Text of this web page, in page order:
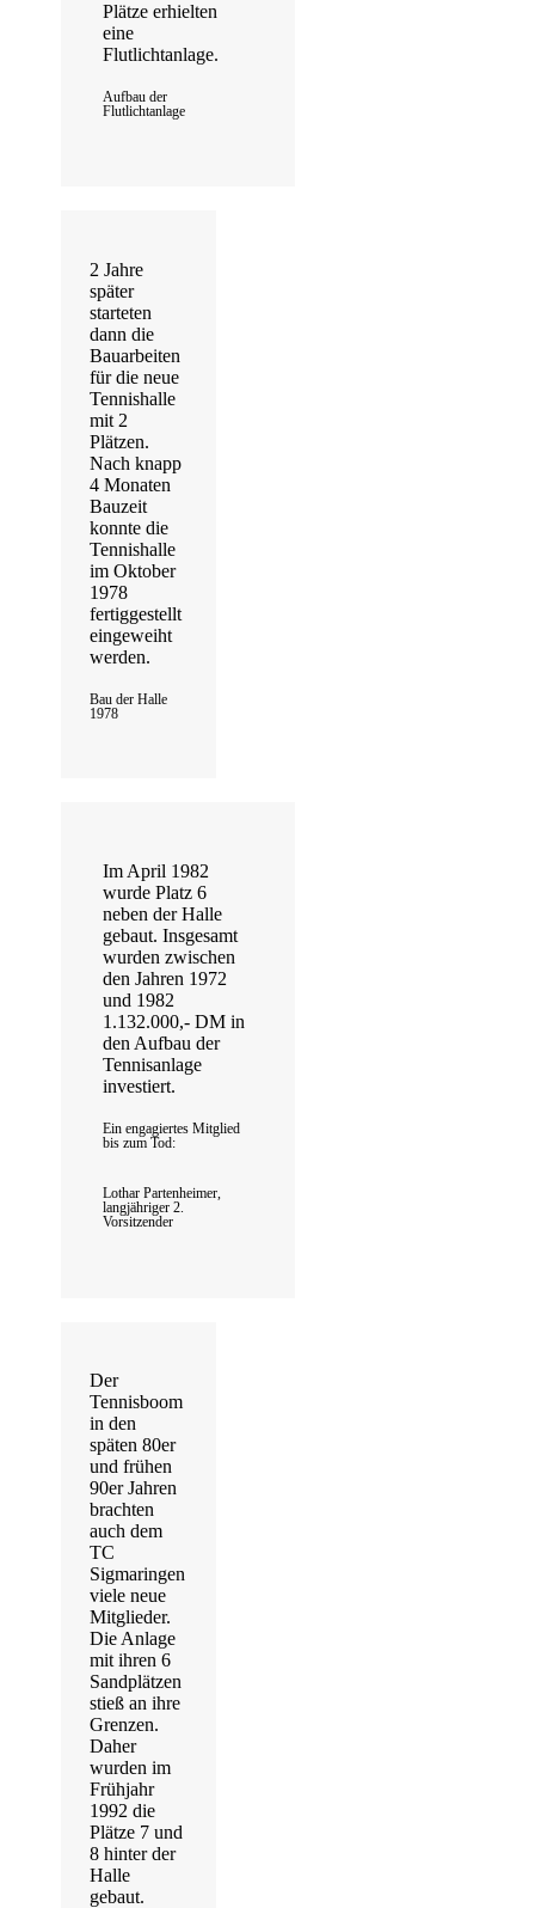
Plätze erhielten
eine
Flutlichtanlage.
Aufbau der
Flutlichtanlage
2 Jahre
später
starteten
dann die
Bauarbeiten
für die neue
Tennishalle
mit 2
Plätzen.
Nach knapp
4 Monaten
Bauzeit
konnte die
Tennishalle
im Oktober
1978
fertiggestellt
eingeweiht
werden.
Bau der Halle
1978
Im April 1982
wurde Platz 6
neben der Halle
gebaut. Insgesamt
wurden zwischen
den Jahren 1972
und 1982
1.132.000,- DM in
den Aufbau der
Tennisanlage
investiert.
Ein engagiertes Mitglied
bis zum Tod:
Lothar Partenheimer,
langjähriger 2.
Vorsitzender
Der
Tennisboom
in den
späten 80er
und frühen
90er Jahren
brachten
auch dem
TC
Sigmaringen
viele neue
Mitglieder.
Die Anlage
mit ihren 6
Sandplätzen
stieß an ihre
Grenzen.
Daher
wurden im
Frühjahr
1992 die
Plätze 7 und
8 hinter der
Halle
gebaut.